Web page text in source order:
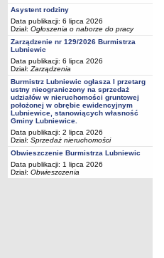
Asystent rodziny
Data publikacji: 6 lipca 2026
Dział: Ogłoszenia o naborze do pracy
Zarządzenie nr 129/2026 Burmistrza
Lubniewic
Data publikacji: 6 lipca 2026
Dział: Zarządzenia
Burmistrz Lubniewic ogłasza I przetarg
ustny nieograniczony na sprzedaż
udziałów w nieruchomości gruntowej
położonej w obrębie ewidencyjnym
Lubniewice, stanowiących własność
Gminy Lubniewice.
Data publikacji: 2 lipca 2026
Dział: Sprzedaż nieruchomości
Obwieszczenie Burmistrza Lubniewic
Data publikacji: 1 lipca 2026
Dział: Obwieszczenia